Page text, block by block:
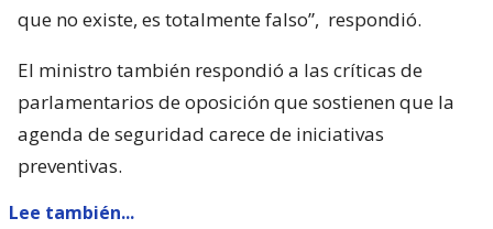
que no existe, es totalmente falso”, respondió.
El ministro también respondió a las críticas de
parlamentarios de oposición que sostienen que la
agenda de seguridad carece de iniciativas
preventivas.
Lee también...